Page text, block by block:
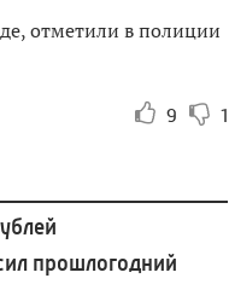
отметили в полиции
9 1
прошлогодний